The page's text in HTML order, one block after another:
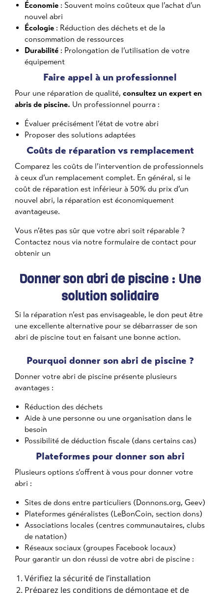
Économie : Souvent moins coûteux que l’achat d’un
nouvel abri
Écologie : Réduction des déchets et de la
consommation de ressources
Durabilité : Prolongation de l’utilisation de votre
équipement
Faire appel à un professionnel
Pour une réparation de qualité, consultez un expert en
abris de piscine. Un professionnel pourra :
Évaluer précisément l’état de votre abri
Proposer des solutions adaptées
Coûts de réparation vs remplacement
Comparez les coûts de l’intervention de professionnels
à ceux d’un remplacement complet. En général, si le
coût de réparation est inférieur à 50% du prix d’un
nouvel abri, la réparation est économiquement
avantageuse.
Vous n’êtes pas sûr que votre abri soit réparable ?
Contactez nous via notre formulaire de contact pour
obtenir un
Donner son abri de piscine : Une
solution solidaire
Si la réparation n’est pas envisageable, le don peut être
une excellente alternative pour se débarrasser de son
abri de piscine tout en faisant une bonne action.
Pourquoi donner son abri de piscine ?
Donner votre abri de piscine présente plusieurs
avantages :
Réduction des déchets
Aide à une personne ou une organisation dans le
besoin
Possibilité de déduction fiscale (dans certains cas)
Plateformes pour donner son abri
Plusieurs options s’offrent à vous pour donner votre
abri :
Sites de dons entre particuliers (Donnons.org, Geev)
Plateformes généralistes (LeBonCoin, section dons)
Associations locales (centres communautaires, clubs
de natation)
Réseaux sociaux (groupes Facebook locaux)
Pour garantir un don réussi de votre abri de piscine :
Vérifiez la sécurité de l’installation
Préparez les conditions de démontage et de